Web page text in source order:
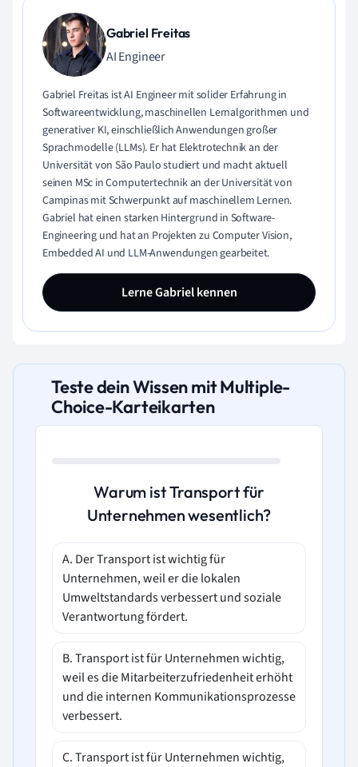
Gabriel Freitas
AI Engineer
Gabriel Freitas ist AI Engineer mit solider Erfahrung in
Softwareentwicklung, maschinellen Lernalgorithmen und
generativer KI, einschließlich Anwendungen großer
Sprachmodelle (LLMs). Er hat Elektrotechnik an der
Universität von São Paulo studiert und macht aktuell
seinen MSc in Computertechnik an der Universität von
Campinas mit Schwerpunkt auf maschinellem Lernen.
Gabriel hat einen starken Hintergrund in Software-
Engineering und hat an Projekten zu Computer Vision,
Embedded AI und LLM-Anwendungen gearbeitet.
Lerne Gabriel kennen
Teste dein Wissen mit Multiple-
Choice-Karteikarten
Warum ist Transport für
Unternehmen wesentlich?
A. Der Transport ist wichtig für
Unternehmen, weil er die lokalen
Umweltstandards verbessert und soziale
Verantwortung fördert.
B. Transport ist für Unternehmen wichtig,
weil es die Mitarbeiterzufriedenheit erhöht
und die internen Kommunikationsprozesse
verbessert.
C. Transport ist für Unternehmen wichtig,